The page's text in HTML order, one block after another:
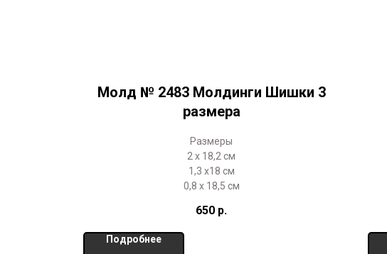
Молд № 2483 Молдинги Шишки 3
размера
Размеры
2 х 18,2 см
1,3 х18 см
0,8 х 18,5 см
650 р.
Подробнее